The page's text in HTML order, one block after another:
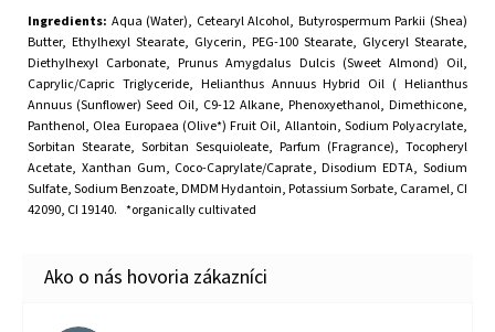
Ingredients: Aqua (Water), Cetearyl Alcohol, Butyrospermum Parkii (Shea)
Butter, Ethylhexyl Stearate, Glycerin, PEG-100 Stearate, Glyceryl Stearate,
Diethylhexyl Carbonate, Prunus Amygdalus Dulcis (Sweet Almond) Oil,
Caprylic/Capric Triglyceride, Helianthus Annuus Hybrid Oil ( Helianthus
Annuus (Sunflower) Seed Oil, C9-12 Alkane, Phenoxyethanol, Dimethicone,
Panthenol, Olea Europaea (Olive*) Fruit Oil, Allantoin, Sodium Polyacrylate,
Sorbitan Stearate, Sorbitan Sesquioleate, Parfum (Fragrance), Tocopheryl
Acetate, Xanthan Gum, Coco-Caprylate/Caprate, Disodium EDTA, Sodium
Sulfate, Sodium Benzoate, DMDM Hydantoin, Potassium Sorbate, Caramel, CI
42090, CI 19140. *organically cultivated